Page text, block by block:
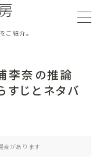
ご紹介。
李奈の推論
じとネタバ
合があります